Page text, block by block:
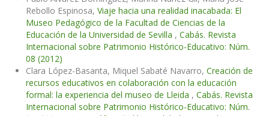
Rebollo Espinosa, Viaje hacia una realidad inacabada: El
Museo Pedagógico de la Facultad de Ciencias de la
Educación de la Universidad de Sevilla , Cabás. Revista
Internacional sobre Patrimonio Histórico-Educativo: Núm.
08 (2012)
Clara López-Basanta, Miquel Sabaté Navarro, Creación de
recursos educativos en colaboración con la educación
formal: la experiencia del museo de Lleida , Cabás. Revista
Internacional sobre Patrimonio Histórico-Educativo: Núm.